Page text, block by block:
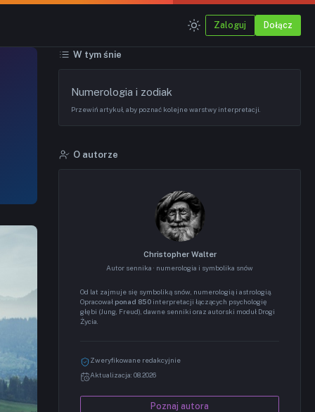
Zaloguj Dołącz
W tym śnie
Numerologia i zodiak
Przewiń artykuł, aby poznać kolejne warstwy interpretacji.
O autorze
Christopher Walter
Autor sennika · numerologia i symbolika snów
Od lat zajmuje się symboliką snów, numerologią i astrologią.
Opracował ponad 850 interpretacji łączących psychologię
głębi (Jung, Freud), dawne senniki oraz autorski moduł Drogi
Życia.
Zweryfikowane redakcyjnie
Aktualizacja: 08.2026
Poznaj autora